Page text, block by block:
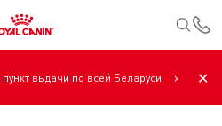
выдачи по всей Беларуси. › ✕